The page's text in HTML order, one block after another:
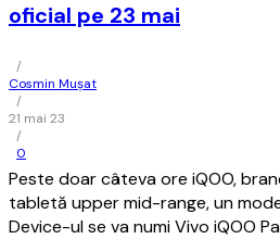
oficial pe 23 mai
/
Cosmin Mușat
/
21 mai 23
/
0
Peste doar câteva ore iQOO,
tabletă upper mid-range, un
Device-ul se va numi Vivo iQOO